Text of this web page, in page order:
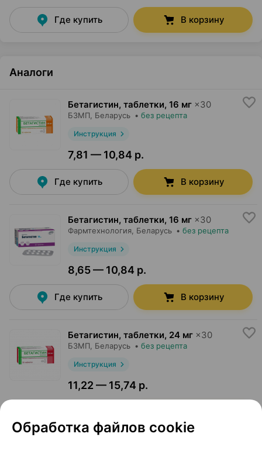
Где купить В корзину
Аналоги
Бетагистин, таблетки, 16 мг ×30
БЗМП, Беларусь • без рецепта
Инструкция
7,81 — 10,84 р.
Где купить В корзину
Бетагистин, таблетки, 16 мг ×30
Фармтехнология, Беларусь • без рецепта
Инструкция
8,65 — 10,84 р.
Где купить В корзину
Бетагистин, таблетки, 24 мг ×30
БЗМП, Беларусь • без рецепта
Инструкция
11,22 — 15,74 р.
Обработка файлов cookie